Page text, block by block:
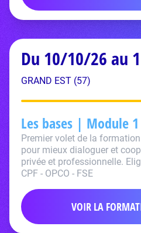
Du 10/10/26 au
GRAND EST (57)
Les bases | Module
Premier volet de la
pour mieux dialoguer et
privée et professionnelle.
CPF - OPCO - FSE
VOIR LA